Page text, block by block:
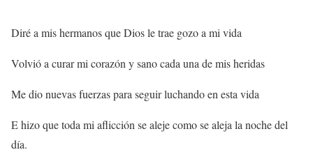
Diré a mis hermanos que Dios le trae gozo a mi vida
Volvió a curar mi corazón y sano cada una de mis heridas
Me dio nuevas fuerzas para seguir luchando en esta vida
E hizo que toda mi aflicción se aleje como se aleja la noche del
día.